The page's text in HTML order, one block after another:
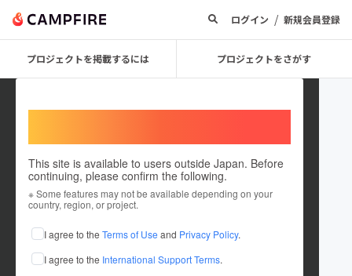
ログイン / 新規会員登録
プロジェクトを掲載するには プロジェクトをさがす
This site is available to users outside Japan. Before
continuing, please confirm the following.
※ Some features may not be available depending on your
country, region, or project.
I agree to the Terms of Use and Privacy Policy.
I agree to the International Support Terms.
TOKIMATSU
これまでに1件のプロジェクトを投稿しています
在住国：日本 現在地：福岡県